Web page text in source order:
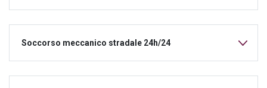
Soccorso meccanico stradale 24h/24